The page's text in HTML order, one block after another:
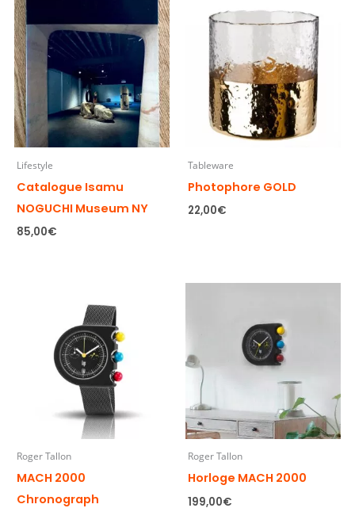
Lifestyle
Catalogue Isamu
NOGUCHI Museum NY
85,00€
Tableware
Photophore GOLD
22,00€
Roger Tallon
MACH 2000
Chronograph
Roger Tallon
Horloge MACH 2000
199,00€